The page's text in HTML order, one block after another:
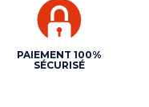
PAIEMENT 100%
SÉCURISÉ